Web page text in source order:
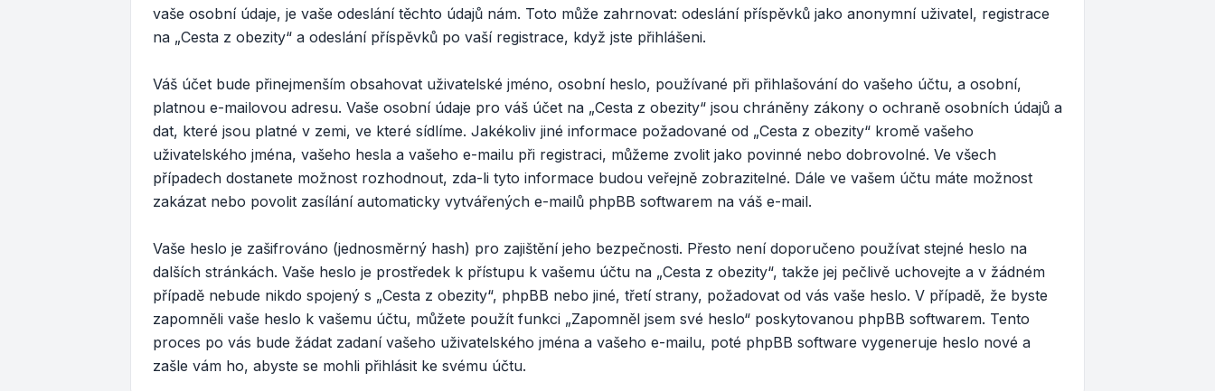
vaše osobní údaje, je vaše odeslání těchto údajů nám. Toto může zahrnovat: odeslání příspěvků jako anonymní uživatel, registrace
na „Cesta z obezity“ a odeslání příspěvků po vaší registrace, když jste přihlášeni.
Váš účet bude přinejmenším obsahovat uživatelské jméno, osobní heslo, používané při přihlašování do vašeho účtu, a osobní,
platnou e-mailovou adresu. Vaše osobní údaje pro váš účet na „Cesta z obezity“ jsou chráněny zákony o ochraně osobních údajů a
dat, které jsou platné v zemi, ve které sídlíme. Jakékoliv jiné informace požadované od „Cesta z obezity“ kromě vašeho
uživatelského jména, vašeho hesla a vašeho e-mailu při registraci, můžeme zvolit jako povinné nebo dobrovolné. Ve všech
případech dostanete možnost rozhodnout, zda-li tyto informace budou veřejně zobrazitelné. Dále ve vašem účtu máte možnost
zakázat nebo povolit zasílání automaticky vytvářených e-mailů phpBB softwarem na váš e-mail.
Vaše heslo je zašifrováno (jednosměrný hash) pro zajištění jeho bezpečnosti. Přesto není doporučeno používat stejné heslo na
dalších stránkách. Vaše heslo je prostředek k přístupu k vašemu účtu na „Cesta z obezity“, takže jej pečlivě uchovejte a v žádném
případě nebude nikdo spojený s „Cesta z obezity“, phpBB nebo jiné, třetí strany, požadovat od vás vaše heslo. V případě, že byste
zapomněli vaše heslo k vašemu účtu, můžete použít funkci „Zapomněl jsem své heslo“ poskytovanou phpBB softwarem. Tento
proces po vás bude žádat zadaní vašeho uživatelského jména a vašeho e-mailu, poté phpBB software vygeneruje heslo nové a
zašle vám ho, abyste se mohli přihlásit ke svému účtu.